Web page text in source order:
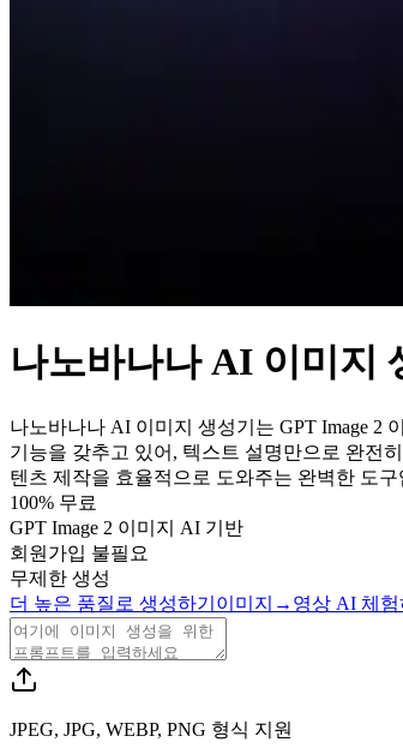
나노바나나 AI 이미지
나노바나나 AI 이미지 생성기는 GPT Image 2
기능을 갖추고 있어, 텍스트 설명만으로 완전
텐츠 제작을 효율적으로 도와주는 완벽한 도구
100% 무료
GPT Image 2 이미지 AI 기반
회원가입 불필요
무제한 생성
더 높은 품질로 생성하기 이미지→영상 AI 체험
JPEG, JPG, WEBP, PNG 형식 지원